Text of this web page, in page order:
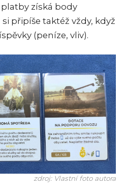
získá body
připíše taktéž vždy, když
(peníze, vliv).
zdroj: Vlastní foto autora